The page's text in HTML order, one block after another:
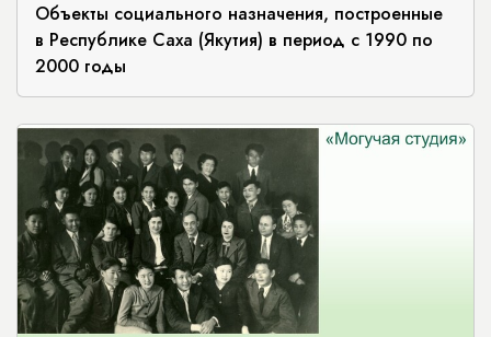
Объекты социального назначения, построенные
в Республике Саха (Якутия) в период с 1990 по
2000 годы